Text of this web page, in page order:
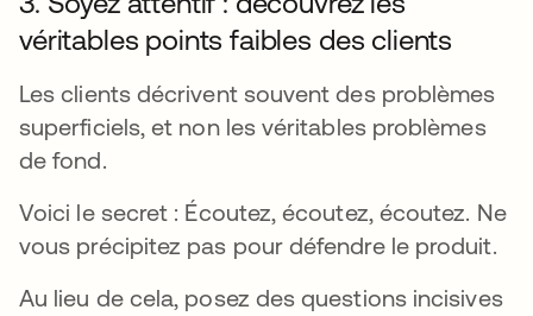
véritables points faibles des clients
Les clients décrivent souvent des problèmes
superficiels, et non les véritables problèmes
de fond.
Voici le secret : Écoutez, écoutez, écoutez. Ne
vous précipitez pas pour défendre le produit.
Au lieu de cela, posez des questions incisives